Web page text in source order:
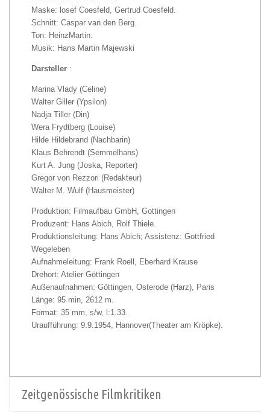
Maske: losef Coesfeld, Gertrud Coesfeld.
Schnitt: Caspar van den Berg.
Ton: HeinzMartin.
Musik: Hans Martin Majewski
Darsteller :
Marina Vlady (Celine)
Walter Giller (Ypsilon)
Nadja Tiller (Din)
Wera Frydtberg (Louise)
Hilde Hildebrand (Nachbarin)
Klaus Behrendt (Semmelhans)
Kurt A. Jung (Joska, Reporter)
Gregor von Rezzori (Redakteur)
Walter M. Wulf (Hausmeister)
Produktion: Filmaufbau GmbH, Gottingen
Produzent: Hans Abich, Rolf Thiele.
Produktionsleitung: Hans Abich; Assistenz: Gottfried
Wegeleben
Aufnahmeleitung: Frank Roell, Eberhard Krause
Drehort: Atelier Göttingen
Außenaufnahmen: Göttingen, Osterode (Harz), Paris
Länge: 95 min, 2612 m.
Format: 35 mm, s/w, l:1.33.
Uraufführung: 9.9.1954, Hannover(Theater am Kröpke).
Zeitgenössische Filmkritiken